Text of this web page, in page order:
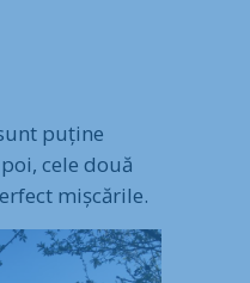
puține
cele două
mișcările.